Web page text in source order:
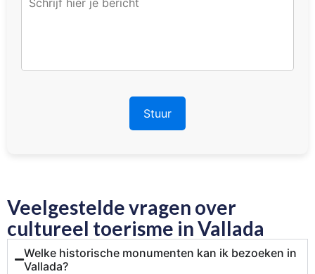
Veelgestelde vragen over
cultureel toerisme in Vallada
Welke historische monumenten kan ik bezoeken in
Vallada?